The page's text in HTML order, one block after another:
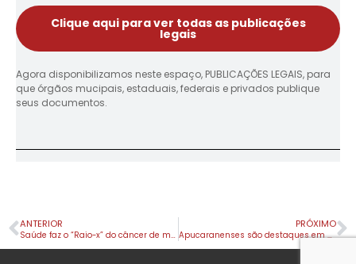
Clique aqui para ver todas as publicações
legais
Agora disponibilizamos neste espaço, PUBLICAÇÕES LEGAIS, para
que órgãos mucipais, estaduais, federais e privados publique
seus documentos.
ANTERIOR
Saúde faz o “Raio-x” do câncer de mama em Apucarana
PRÓXIMO
Apucaranenses são destaques em Santa Catarina